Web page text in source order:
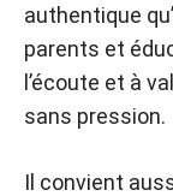
authentique
parents et
l’écoute et à
sans pression.
Il convient